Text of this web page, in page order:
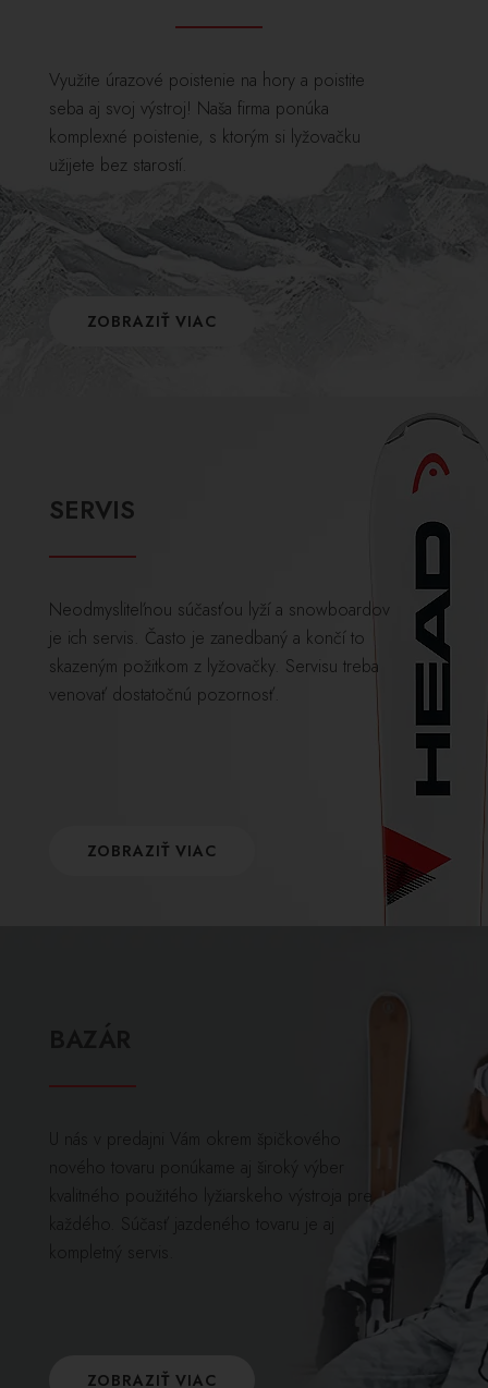
Využite úrazové poistenie na hory a poistite
seba aj svoj výstroj! Naša firma ponúka
komplexné poistenie, s ktorým si lyžovačku
užijete bez starostí.
ZOBRAZIŤ VIAC
SERVIS
Neodmysliteľnou súčasťou lyží a snowboardov
je ich servis. Často je zanedbaný a končí to
skazeným požitkom z lyžovačky. Servisu treba
venovať dostatočnú pozornosť.
ZOBRAZIŤ VIAC
U nás v predajni Vám okrem špičkového
nového tovaru ponúkame aj široký výber
kvalitného použitého lyžiarskeho výstroja pre
každého. Súčasť jazdeného tovaru je aj
kompletný servis.
ZOBRAZIŤ VIAC